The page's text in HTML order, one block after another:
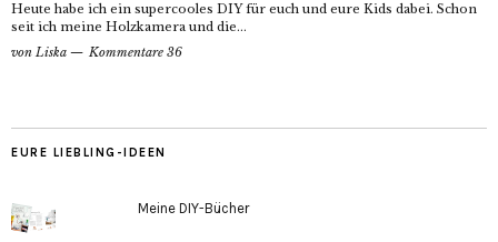
Heute habe ich ein supercooles DIY für euch und eure Kids dabei. Schon
seit ich meine Holzkamera und die...
von Liska Kommentare 36
EURE LIEBLING-IDEEN
Meine DIY-Bücher